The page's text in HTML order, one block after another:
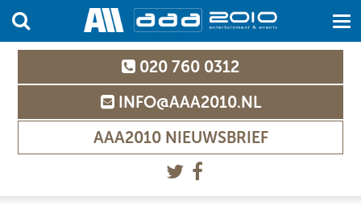
020 760 0312
INFO@AAA2010.NL
AAA2010 NIEUWSBRIEF